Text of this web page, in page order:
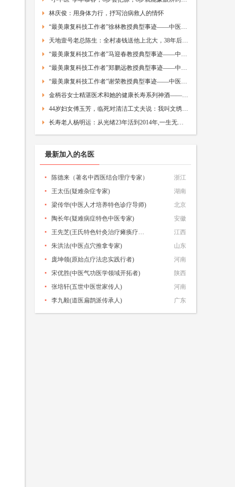
林庆俊：用身体力行，抒写治病救人的情怀
“最美康复科技工作者”徐林教授典型事迹——中医康复网
天地壹号老总陈生：全村凑钱送他上北大，38年后他送每户一栋别墅
“最美康复科技工作者”马迎春教授典型事迹——中医康复网
“最美康复科技工作者”郑鹏远教授典型事迹——中医康复网
“最美康复科技工作者”谢荣教授典型事迹——中医康复网
金柄谷女士精湛医术和她的健康长寿系列神酒——中医食品网
44岁妇女傅玉芳，临死对清洁工丈夫说：我叫文绣，曾是大清的皇妃
长寿老人杨明运：从光绪23年活到2014年,一生无子,曾公开长寿秘诀
最新加入的名医
浙江
陈德来（著名中西医结合理疗专家）
湖南
王太伍(疑难杂症专家)
北京
梁传华(中医人才培养特色诊疗导师)
安徽
陶长年‌(疑难病症特色中医专家)
江西
王先芝(王氏特色针灸治疗瘫痪疗法创始人)
山东
朱洪法(中医点穴推拿专家)
河南
庞坤领(原始点疗法忠实践行者)
陕西
宋优胜(中医气功医学领域开拓者)
河南
张培轩(五世中医世家传人)
广东
李九毅(道医扁鹊派传承人)